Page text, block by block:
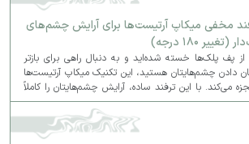
مخفی میکاپ آرتیست‌ها برای آرایش چشم‌های
(تغییر ۱۸۰ درجه)
از پف پلک‌ها خسته شده‌اید و به دنبال راهی برای بازتر
دادن چشم‌هایتان هستید، این تکنیک میکاپ آرتیست‌ها
می‌کند. با این ترفند ساده، آرایش چشم‌هایتان را کاملاً
کنید و ظاهری لیفت‌شده و جذاب به چهره بدهید.